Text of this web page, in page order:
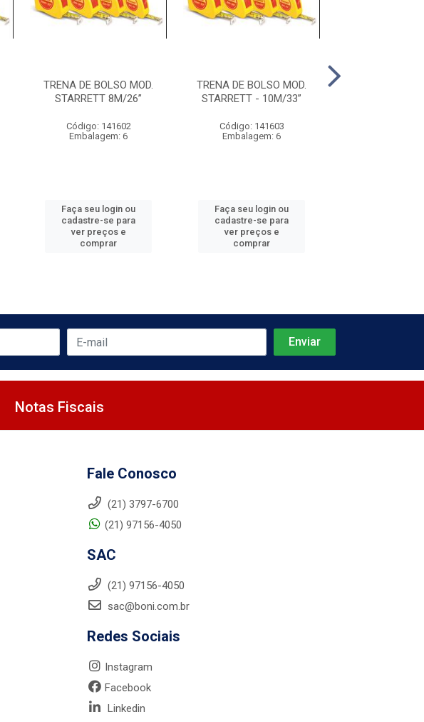
TRENA DE BOLSO MOD.
STARRETT 8M/26”
Código: 141602
Embalagem: 6
Faça seu login ou
cadastre-se para
ver preços e
comprar
TRENA DE BOLSO MOD.
STARRETT - 10M/33”
Código: 141603
Embalagem: 6
Faça seu login ou
cadastre-se para
ver preços e
comprar
Notas Fiscais
Fale Conosco
(21) 3797-6700
(21) 97156-4050
SAC
(21) 97156-4050
sac@boni.com.br
Redes Sociais
Instagram
Facebook
Linkedin